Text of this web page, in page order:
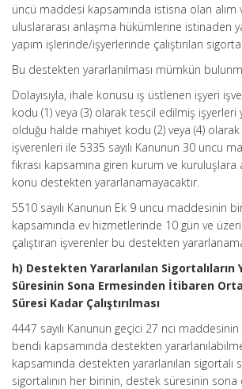
üncü maddesi kapsamında istisna olan alım
uluslararası anlaşma hükümlerine istinaden
yapım işlerinde/işyerlerinde çalıştırılan
Bu destekten yararlanılması mümkün
Dolayısıyla, ihale konusu iş üstlenen işyeri
kodu (1) veya (3) olarak tescil edilmiş
olduğu halde mahiyet kodu (2) veya (4)
işverenleri ile 5335 sayılı Kanunun 30 uncu
fıkrası kapsamına giren kurum ve
konu destekten yararlanamayacaktır.
5510 sayılı Kanunun Ek 9 uncu maddesinin
kapsamında ev hizmetlerinde 10 gün ve
çalıştıran işverenler bu destekten
h) Destekten Yararlanılan Sigortalıların
Süresinin Sona Ermesinden İtibaren
Süresi Kadar Çalıştırılması
4447 sayılı Kanunun geçici 27 nci maddesinin
bendi kapsamında destekten
kapsamında destekten yararlanılan sigortalı
sigortalının her birinin, destek süresinin